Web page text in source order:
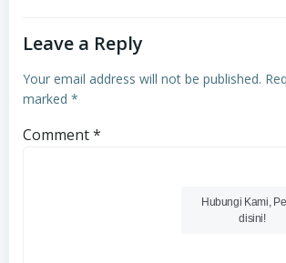
Leave a Reply
Your email address will not be published.
marked *
Comment*
Hubungi Kami,
disini!